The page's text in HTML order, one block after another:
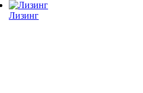
Лизинг